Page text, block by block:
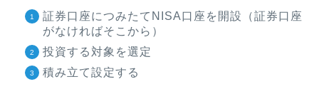
証券口座につみたてNISA口座を開設（証券口座
がなければそこから）
投資する対象を選定
積み立て設定する